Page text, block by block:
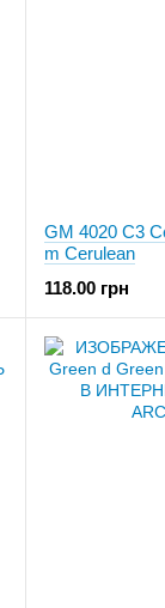
GM 4020 C3
m Cerulean
118.00 грн